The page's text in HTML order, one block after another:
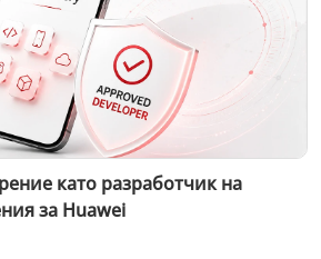
като разработчик на
за Huawei